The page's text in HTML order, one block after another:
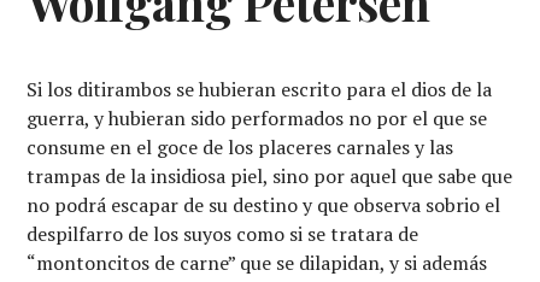
Si los ditirambos se hubieran escrito para el dios de la
guerra, y hubieran sido performados no por el que se
consume en el goce de los placeres carnales y las
trampas de la insidiosa piel, sino por aquel que sabe que
no podrá escapar de su destino y que observa sobrio el
despilfarro de los suyos como si se tratara de
“montoncitos de carne” que se dilapidan, y si además